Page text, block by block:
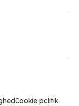
Cookie politik